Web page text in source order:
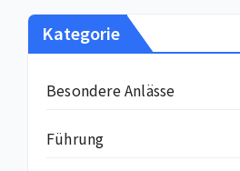
Kategorie
Besondere Anlässe
Führung